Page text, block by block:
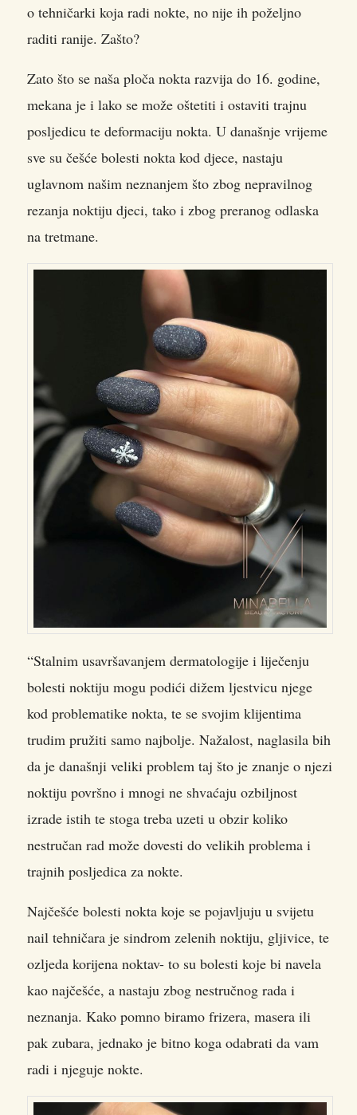
o tehničarki koja radi nokte, no nije ih poželjno
raditi ranije. Zašto?
Zato što se naša ploča nokta razvija do 16. godine,
mekana je i lako se može oštetiti i ostaviti trajnu
posljedicu te deformaciju nokta. U današnje vrijeme
sve su češće bolesti nokta kod djece, nastaju
uglavnom našim neznanjem što zbog nepravilnog
rezanja noktiju djeci, tako i zbog preranog odlaska
na tretmane.
“Stalnim usavršavanjem dermatologije i liječenju
bolesti noktiju mogu podići dižem ljestvicu njege
kod problematike nokta, te se svojim klijentima
trudim pružiti samo najbolje. Nažalost, naglasila bih
da je današnji veliki problem taj što je znanje o njezi
noktiju površno i mnogi ne shvaćaju ozbiljnost
izrade istih te stoga treba uzeti u obzir koliko
nestručan rad može dovesti do velikih problema i
trajnih posljedica za nokte.
Najčešće bolesti nokta koje se pojavljuju u svijetu
nail tehničara je sindrom zelenih noktiju, gljivice, te
ozljeda korijena noktav- to su bolesti koje bi navela
kao najčešće, a nastaju zbog nestručnog rada i
neznanja. Kako pomno biramo frizera, masera ili
pak zubara, jednako je bitno koga odabrati da vam
radi i njeguje nokte.